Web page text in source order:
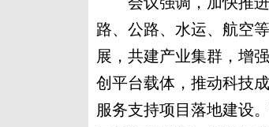
路、公路、水运、航空
展，共建产业集群，增
创平台载体，推动科技
服务支持项目落地建设